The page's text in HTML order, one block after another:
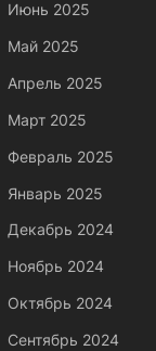
Июнь 2025
Май 2025
Апрель 2025
Март 2025
Февраль 2025
Январь 2025
Декабрь 2024
Ноябрь 2024
Октябрь 2024
Сентябрь 2024